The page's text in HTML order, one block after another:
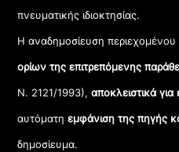
πνευματικής ιδιοκτησίας.
Η αναδημοσίευση περιεχομένου
ορίων της επιτρεπόμενης
Ν. 2121/1993), αποκλειστικά
αυτόματηεμφάνιση της πηγής
δημοσίευμα.